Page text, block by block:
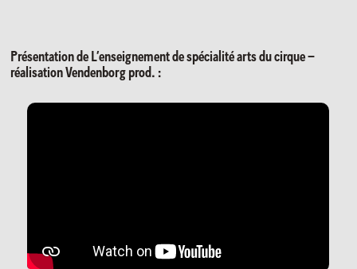
Présentation de L’enseignement de spécialité arts du cirque –
réalisation Vendenborg prod. :